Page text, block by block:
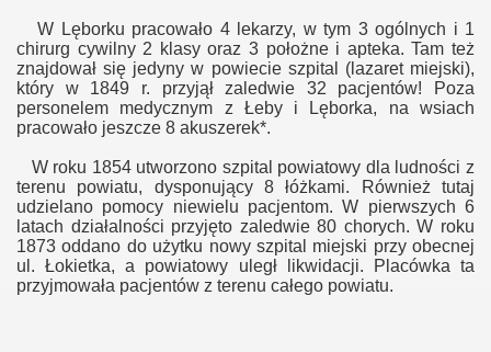
W Lęborku pracowało 4 lekarzy, w tym 3ogólnych i 1
chirurg cywilny 2 klasy oraz 3 położne i apteka. Tam też
znajdował się jedyny w powiecie szpital (lazaret miejski),
który w 1849 r. przyjął zaledwie 32 pacjentów! Poza
personelem medycznym z Łeby i Lęborka, na wsiach
pracowało jeszcze 8 akuszerek*.
W roku 1854 utworzono szpital powiatowy dla ludności z
terenu powiatu, dysponujący 8 łóżkami. Również tutaj
udzielano pomocy niewielu pacjentom. W pierwszych 6
latach działalności przyjęto zaledwie 80 chorych. W roku
1873 oddano do użytku nowy szpital miejski przy obecnej
ul. Łokietka, a powiatowy uległ likwidacji. Placówka ta
przyjmowała pacjentów z terenu całego powiatu.